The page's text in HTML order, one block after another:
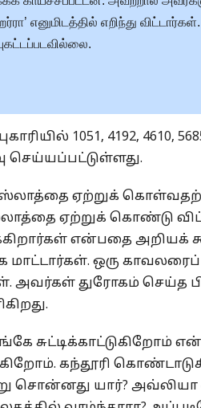
எனுமிடத்தில் எறிந்து
1051, 4192, 4610,
செய்யப்பட்டுள்ளது.
ஏற்றுக்
ஏற்றுக் கொண்டு
என்பதை
மாட்டார்கள். ஒரு
அவர்கள் துரோகம் செய்த
சுட்டிக்காட்டுகிறோம்
கந்தூரி
யார்? அவ்லியா